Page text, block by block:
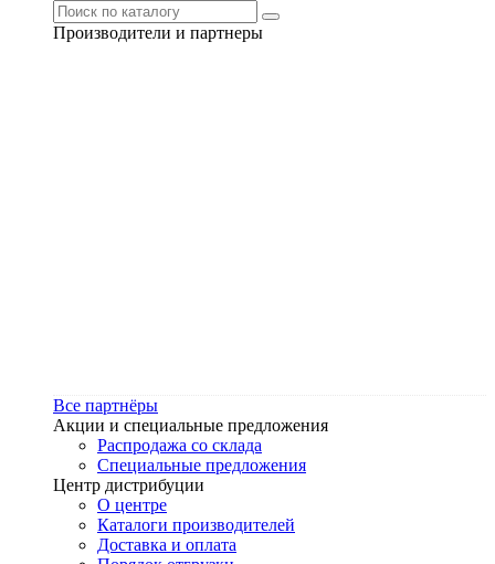
Производители и партнеры
Все партнёры
Акции и специальные предложения
Распродажа со склада
Специальные предложения
Центр дистрибуции
О центре
Каталоги производителей
Доставка и оплата